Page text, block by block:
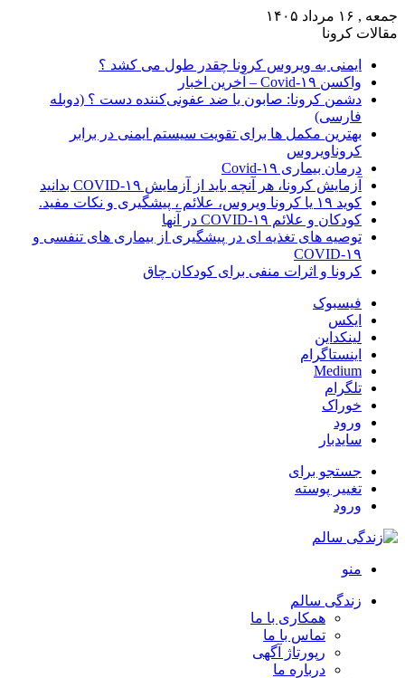
جمعه , ۱۶ مرداد ۱۴۰۵
مقالات کرونا
ایمنی به ویروس کرونا چقدر طول می کشد ؟
واکسن Covid-۱۹ – آخرین اخبار
دشمن کرونا: صابون یا ضد عفونی‌کننده دست ؟ (دوبله
فارسی)
بهترین مکمل ها برای تقویت سیستم ایمنی در برابر
کروناویروس
درمان بیماری Covid-۱۹
آزمایش کرونا، هر آنچه باید از آزمایش COVID-۱۹ بدانید
کوید ۱۹ یا کرونا ویروس، علائم ، پیشگیری و نکات مفید.
کودکان و علائم COVID-۱۹ در آنها
توصیه های تغذیه ای در پیشگیری از بیماری های تنفسی و
COVID-۱۹
کرونا و اثرات منفی برای کودکان چاق
فیسبوک
ایکس
لینکداین
اینستاگرام
Medium
تلگرام
خوراک
ورود
سایدبار
جستجو برای
تغییر پوسته
ورود
منو
زندگی سالم
همکاری با ما
تماس با ما
رپورتاژ آگهی
درباره ما